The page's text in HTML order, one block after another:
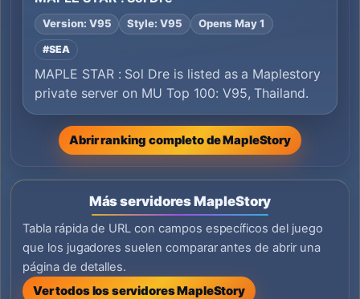
Version: V95 Style: V95 Opens May 1
#SEA
MAPLE STAR : Sol Dre is listed as a Maplestory
private server on MU Top 100: V95, Thailand.
Abrir ranking completo de MapleStory
Más servidores MapleStory
Tabla rápida de URL con campos específicos del juego
que los jugadores suelen comparar antes de abrir una
página de detalles.
Ver todos los servidores MapleStory